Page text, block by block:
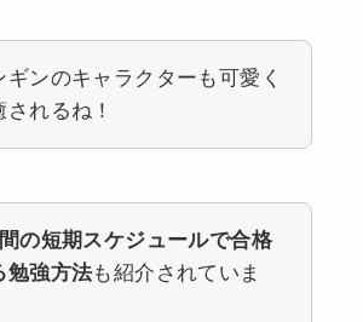
ギンのキャラクターも可愛く
されるね！
の短期スケジュールで合格
勉強方法も紹介されていま